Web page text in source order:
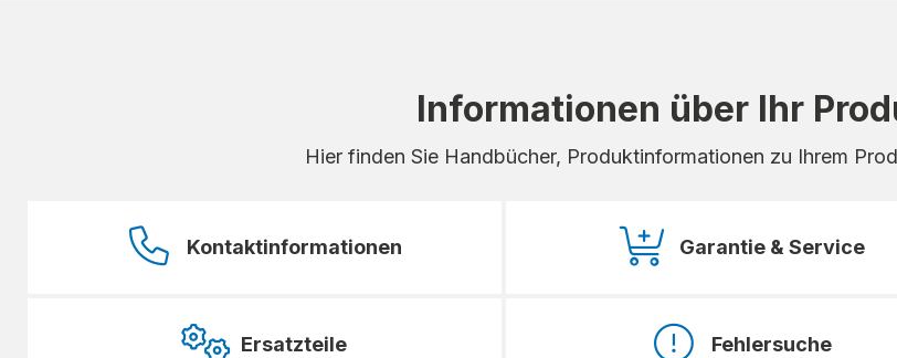
Informationen über Ihr
Hier finden Sie Handbücher, Produktinformationen zu Ihrem
Kontaktinformationen Garantie & Service
Ersatzteile Fehlersuche